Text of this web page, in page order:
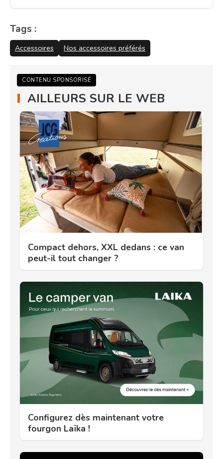
Tags :
Accessoires Nos accessoires préférés
CONTENU SPONSORISÉ
AILLEURS SUR LE WEB
Compact dehors, XXL dedans : ce van
peut-il tout changer ?
Configurez dès maintenant votre
fourgon Laïka !